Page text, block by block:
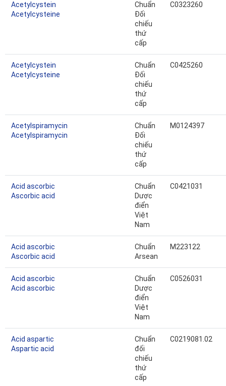
Acetylcystein
Acetylcysteine
Chuẩn
Đối
chiếu
thứ
cấp
C0323260
Acetylcystein
Acetylcysteine
Chuẩn
Đối
chiếu
thứ
cấp
C0425260
Acetylspiramycin
Acetylspiramycin
Chuẩn
Đối
chiếu
thứ
cấp
M0124397
Acid ascorbic
Ascorbic acid
Chuẩn
Dược
điển
Việt
Nam
C0421031
Acid ascorbic
Ascorbic acid
Chuẩn
Arsean
M223122
Acid ascorbic
Acid ascorbic
Chuẩn
Dược
điển
Việt
Nam
C0526031
Acid aspartic
Aspartic acid
Chuẩn
đối
chiếu
thứ
cấp
C0219081.02